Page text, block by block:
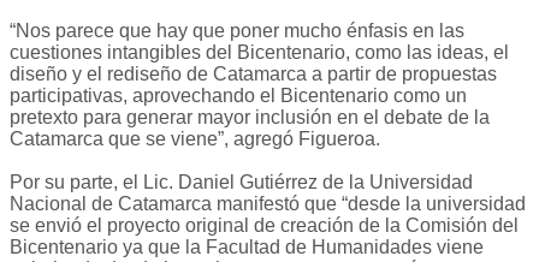
“Nos parece que hay que poner mucho énfasis en las
cuestiones intangibles del Bicentenario, como las ideas, el
diseño y el rediseño de Catamarca a partir de propuestas
participativas, aprovechando el Bicentenario como un
pretexto para generar mayor inclusión en el debate de la
Catamarca que se viene”, agregó Figueroa.
Por su parte, el Lic. Daniel Gutiérrez de la Universidad
Nacional de Catamarca manifestó que “desde la universidad
se envió el proyecto original de creación de la Comisión del
Bicentenario ya que la Facultad de Humanidades viene